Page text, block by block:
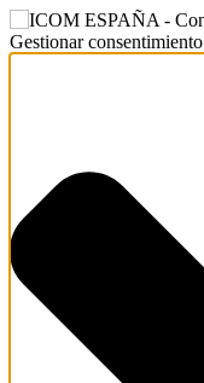
Gestionar consentimiento